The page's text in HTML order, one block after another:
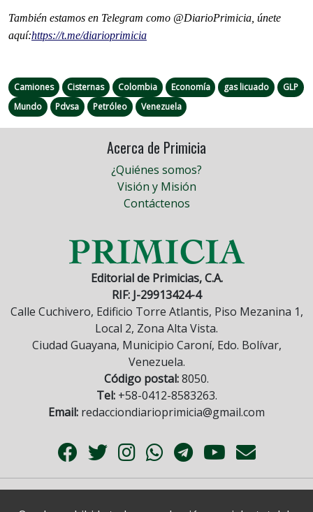
También estamos en Telegram como @DiarioPrimicia, únete
aquí:https://t.me/diarioprimicia
Camiones Cisternas Colombia Economía gas licuado
GLP
Mundo
Pdvsa Petróleo Venezuela
Acerca de Primicia
¿Quiénes somos?
Visión y Misión
Contáctenos
Editorial de Primicias, C.A.
RIF: J-29913424-4
Calle Cuchivero, Edificio Torre Atlantis, Piso Mezanina 1,
Local 2, Zona Alta Vista.
Ciudad Guayana, Municipio Caroní, Edo. Bolívar,
Venezuela.
Código postal:8050.
Tel:+58-0412-8583263.
Email: redacciondiarioprimicia@gmail.com